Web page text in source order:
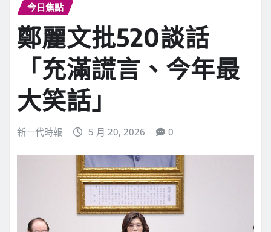
今日焦點
鄭麗文批520談話
「充滿謊言、今年最
大笑話」
新一代時報 5 月 20, 2026 0